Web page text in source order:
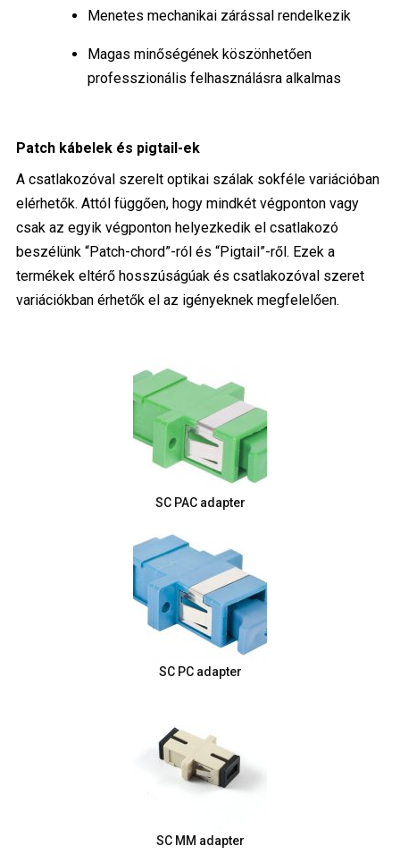
Menetes mechanikai zárással rendelkezik
Magas minőségének köszönhetően
professzionális felhasználásra alkalmas
Patch kábelek és pigtail-ek
A csatlakozóval szerelt optikai szálak sokféle variációban
elérhetők. Attól függően, hogy mindkét végponton vagy
csak az egyik végponton helyezkedik el csatlakozó
beszélünk “Patch-chord”-ról és “Pigtail”-ről. Ezek a
termékek eltérő hosszúságúak és csatlakozóval szeret
variációkban érhetők el az igényeknek megfelelően.
SC PAC adapter
SC PC adapter
SC MM adapter